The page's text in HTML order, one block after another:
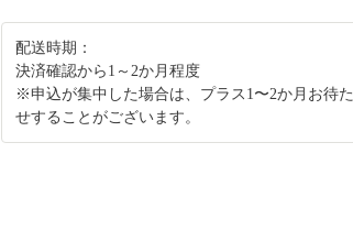
配送時期：
決済確認から1～2か月程度
※申込が集中した場合は、プラス1〜2か月お待た
せすることがございます。